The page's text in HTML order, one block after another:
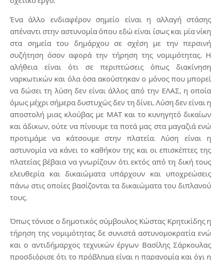
Ένα άλλο ενδιαφέρον σημείο είναι η αλλαγή στάσης
απέναντι στην αστυνομία όπου εδώ είναι ίσως και μία νίκη
στα σημεία του δημάρχου σε σχέση με την περσινή
συζήτηση όσον αφορά την τήρηση της νομιμότητας. Η
αλήθεια είναι ότι σε περιπτώσεις όπως διακίνηση
ναρκωτικών και όλα όσα ακούστηκαν ο μόνος που μπορεί
να δώσει τη λύση δεν είναι άλλος από την ΕΛΑΣ, η οποία
όμως μέχρι σήμερα δυστυχώς δεν τη δίνει. Λύση δεν είναι η
αποστολή μιας κλούβας με ΜΑΤ και το κυνηγητό δικαίων
και άδικων, ούτε να πίνουμε τα ποτά μας στα μαγαζιά ενώ
προτιμάμε να κάτσουμε στην πλατεία. Λύση είναι η
αστυνομία να κάνει το καθήκον της και οι επισκέπτες της
πλατείας βέβαια να γνωρίζουν ότι εκτός από τη δική τους
ελευθερία και δικαιώματα υπάρχουν και υποχρεώσεις
πάνω στις οποίες βασίζονται τα δικαιώματα του διπλανού
τους.
Όπως τόνισε ο δημοτικός σύμβουλος Κώστας Κρητικίδης η
τήρηση της νομιμότητας δε συνιστά αστυνομοκρατία ενώ
και ο αντιδήμαρχος τεχνικών έργων Βασίλης Σάρκουλας
προσδιόρισε ότι το πρόβλημα είναι η παρανομία και όχι η